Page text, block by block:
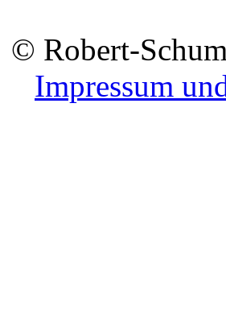
© Robert-
Impressum